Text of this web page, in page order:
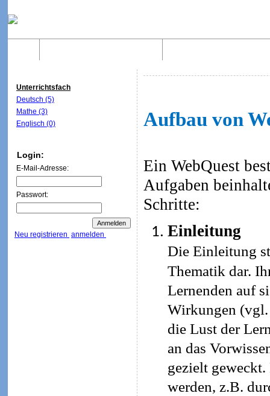
Unterrichtsfach
Deutsch (5)
Mathe (3)
Englisch (0)
Login:
E-Mail-Adresse:
Passwort:
Neu registrieren anmelden
Aufbau von
Ein WebQuest
Aufgaben
Schritte:
Einleitung
Die Einleitung
Thematik dar.
Lernenden auf
Wirkungen (vgl.
die Lust der
an das
gezielt
werden, z.B.